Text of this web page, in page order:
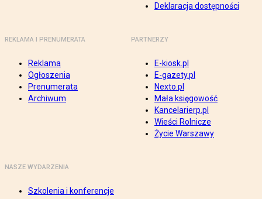
Deklaracja dostępności
REKLAMA I PRENUMERATA
Reklama
Ogłoszenia
Prenumerata
Archiwum
PARTNERZY
E-kiosk.pl
E-gazety.pl
Nexto.pl
Mała księgowość
Kancelarierp.pl
Wieści Rolnicze
Życie Warszawy
NASZE WYDARZENIA
Szkolenia i konferencje